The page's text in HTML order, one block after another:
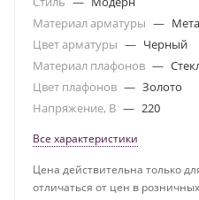
Материал арматуры —
Цвет арматуры — Черный
Материал плафонов —
Цвет плафонов — Золото
Напряжение, В — 220
Все характеристики
Цена действительна только
отличаться от цен в